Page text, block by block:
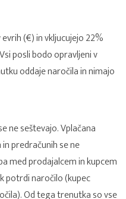
(€) in vkljucujejo 22%
posli bodo opravljeni v
oddaje naročila in nimajo
ne seštevajo. Vplačana
predračunih se ne
med prodajalcem in kupcem
potrdi naročilo (kupec
Od tega trenutka so vse